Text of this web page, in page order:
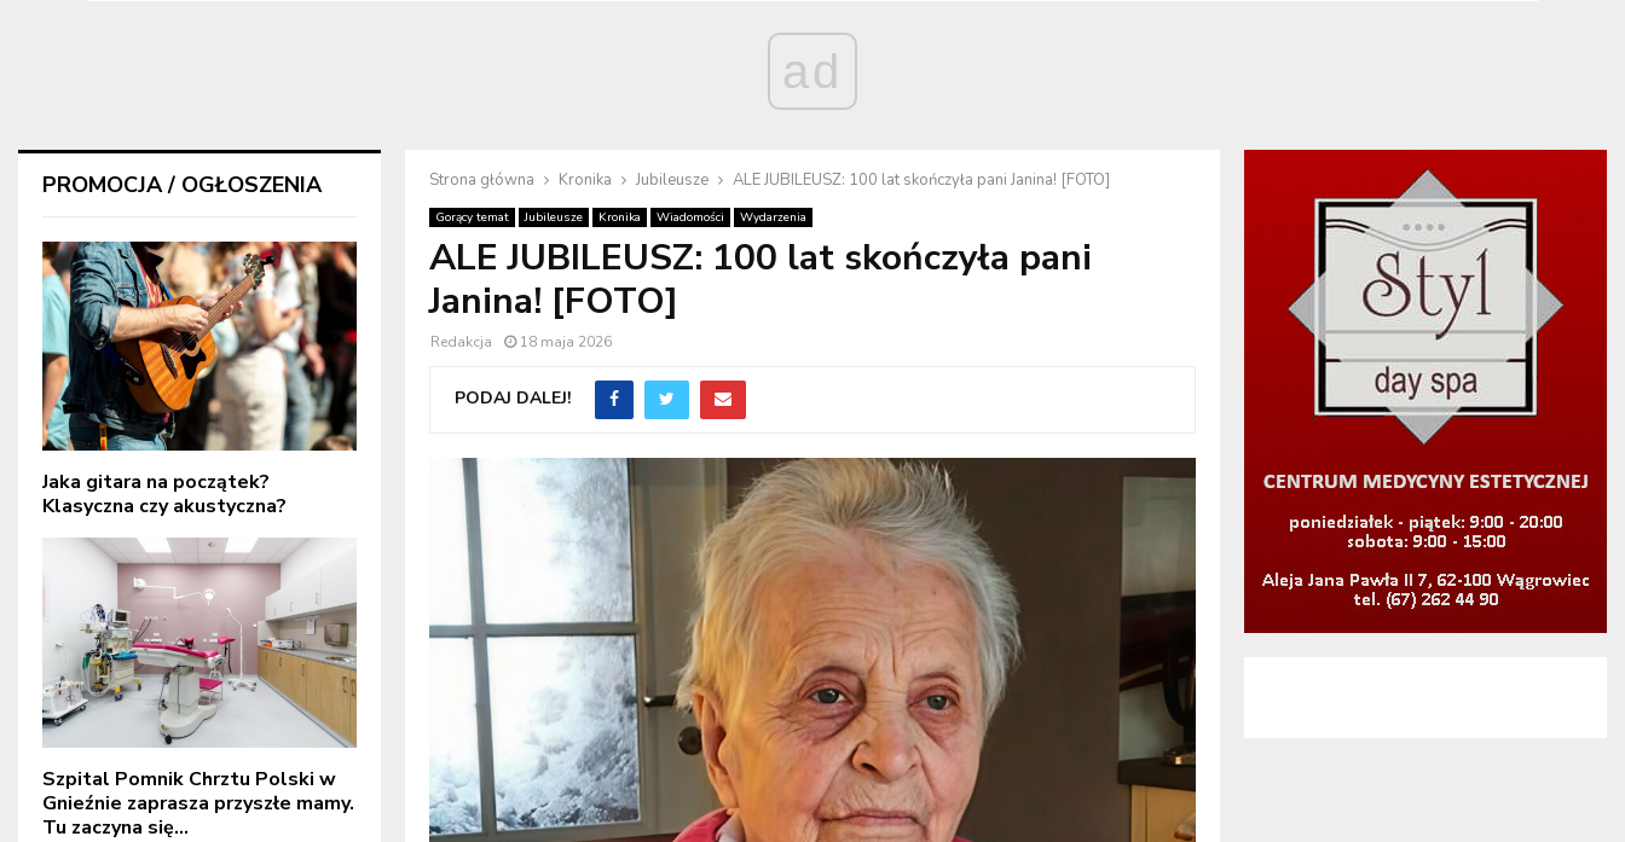
ad
Strona główna Kronika Jubileusze ALE JUBILEUSZ: 100 lat skończyła pani Janina! [FOTO]
Gorący temat Jubileusze Kronika Wiadomości Wydarzenia
ALE JUBILEUSZ: 100 lat skończyła pani
Janina! [FOTO]
Redakcja 18 maja 2026
PODAJ DALEJ!
PROMOCJA / OGŁOSZENIA
Jaka gitara na początek?
Klasyczna czy akustyczna?
Szpital Pomnik Chrztu Polski w
Gnieźnie zaprasza przyszłe mamy.
Tu zaczyna się...